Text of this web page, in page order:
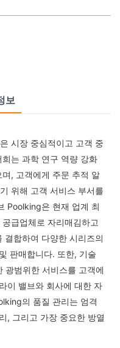
보
시장 중심적이고 고객 중
는 과학 연구 역량 강화
, 고객에게 주문 추적 알
위해 고객 서비스 부서를
Poolking은 현재 업계 최
급업체로 자리매김하고
결합하여 다양한 시리즈의
판매합니다. 또한, 기술
광범위한 서비스를 고객에
이 밸브와 회사에 대한 자
의 품질 관리는 엄격
, 그리고 가장 중요한 방열